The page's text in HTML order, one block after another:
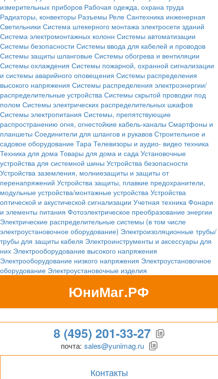
измерительных приборов Рабочая одежда, охрана труда
Радиаторы, конвекторы Разъемы Реле Сантехника инженерная
Светильники Система штекерного монтажа электросети зданий
Система электромонтажных колонн Системы автоматизации
Системы безопасности Системы ввода для кабелей и проводов
Системы защиты шланговые Системы обогрева и вентиляции
Системы охлаждения Системы пожарной, охранной сигнализации
и системы аварийного оповещения Системы распределения
высокого напряжения Системы распределения электроэнергии/
распределительные устройства Системы скрытой проводки под
полом Системы электрических распределительных шкафов
Системы электропитания Системы, препятствующие
распространению огня, огнестойкие кабель-каналы Смартфоны и
планшеты Соединители для шлангов и рукавов Строительное и
садовое оборудование Тара Телевизоры и аудио- видео техника
Техника для дома Товары для дома и сада Установочные
устройства для системной шины Устройства безопасности
Устройства заземления, молниезащиты и защиты от
перенапряжений Устройства защиты, плавкие предохранители,
модульные устройства/монтажные устройства Устройства
оптической и акустической сигнализации Учетная техника Фонари
и элементы питания Фотоэлектрическое преобразование энергии
Электрические распределительные системы (в том числе
электроустановочное оборудование) Электроизоляционные трубы/
трубы для защиты кабеля Электроинструменты и аксессуары для
них Электрооборудование высокого напряжения
Электрооборудование низкого напряжения Электроустановочное
оборудование Электроустановочные изделия
ЮниМаг.РФ
Гипермаркет для бизнеса
8 (495) 201-33-27
почта: sales@yunimag.ru
Контакты